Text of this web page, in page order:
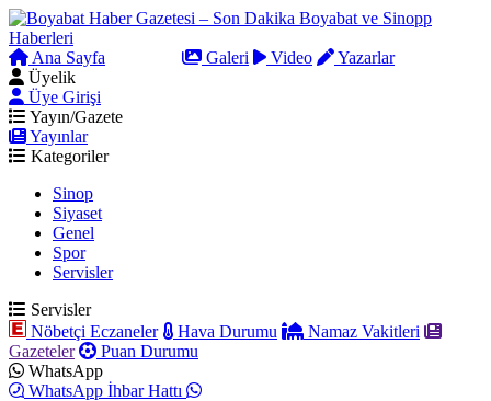
Ana Sayfa Galeri Video
Yazarlar
Üyelik
Üye Girişi
Yayın/Gazete
Yayınlar
Kategoriler
Sinop
Siyaset
Genel
Spor
Servisler
Servisler
Nöbetçi Eczaneler
Hava Durumu
Namaz Vakitleri
Gazeteler
Puan Durumu
WhatsApp
WhatsApp İhbar Hattı